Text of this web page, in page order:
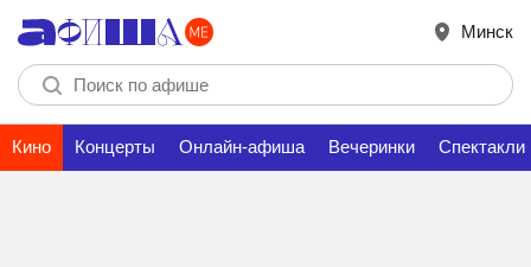
Минск
Кино Концерты Онлайн-афиша Вечеринки Спектакли